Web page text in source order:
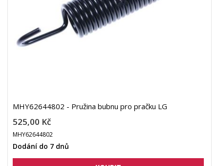
MHY62644802 - Pružina bubnu pro pračku LG
525,00 Kč
MHY62644802
Dodání do 7 dnů